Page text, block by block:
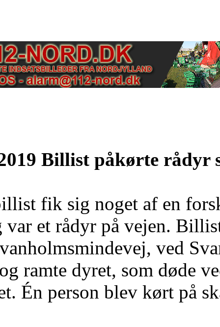
Billist påkørte rådyr
fik sig noget af en
var et rådyr på vejen.
ved
ramte dyret, som døde
Én person blev kørt på